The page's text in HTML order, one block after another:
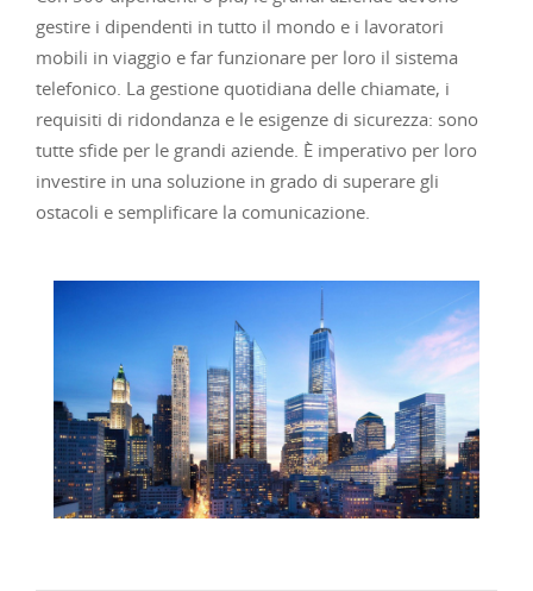
gestire i dipendenti in tutto il mondo e i lavoratori
mobili in viaggio e far funzionare per loro il sistema
telefonico. La gestione quotidiana delle chiamate, i
requisiti di ridondanza e le esigenze di sicurezza: sono
tutte sfide per le grandi aziende. È imperativo per loro
investire in una soluzione in grado di superare gli
ostacoli e semplificare la comunicazione.